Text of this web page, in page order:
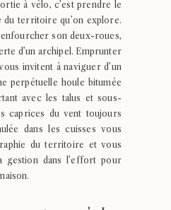
à vélo, c’est prendre le
du territoire qu’on explore.
son deux-roues,
d’un archipel. Emprunter
invitent à naviguer d’un
perpétuelle houle bitumée
avec les talus et sous-
caprices du vent toujours
dans les cuisses vous
du territoire et vous
gestion dans l’effort pour